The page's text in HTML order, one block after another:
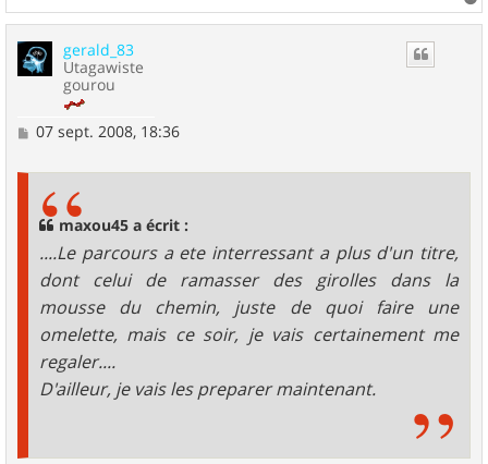
a
gerald_83
Utagawiste
gourou
M
07 sept. 2008, 18:36
maxou45 a écrit :
....Le parcours a ete interressant a plus d'un titre,
dont celui de ramasser des girolles dans la
mousse du chemin, juste de quoi faire une
omelette, mais ce soir, je vais certainement me
regaler....
D'ailleur, je vais les preparer maintenant.